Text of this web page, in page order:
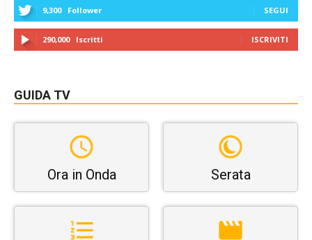
9,300 Follower SEGUI
290,000 Iscritti ISCRIVITI
GUIDA TV
Ora in Onda Serata